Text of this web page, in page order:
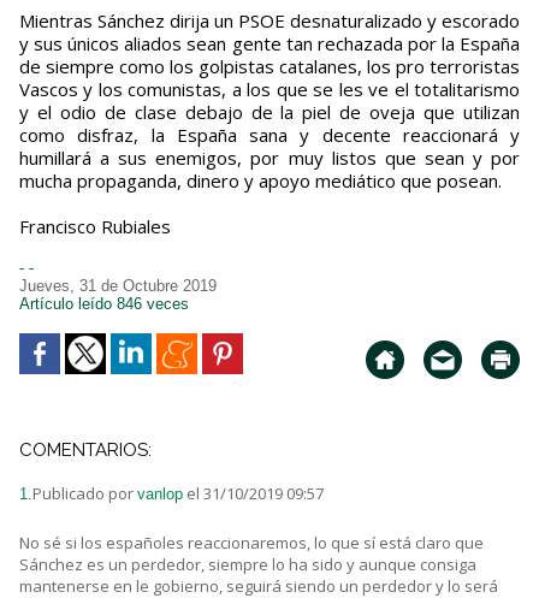
Mientras Sánchez dirija un PSOE desnaturalizado y escorado
y sus únicos aliados sean gente tan rechazada por la España
de siempre como los golpistas catalanes, los pro terroristas
Vascos y los comunistas, a los que se les ve el totalitarismo
y el odio de clase debajo de la piel de oveja que utilizan
como disfraz, la España sana y decente reaccionará y
humillará a sus enemigos, por muy listos que sean y por
mucha propaganda, dinero y apoyo mediático que posean.
Francisco Rubiales
- -
Jueves, 31 de Octubre 2019
Artículo leído 846 veces
COMENTARIOS:
1. Publicado por vanlop el 31/10/2019 09:57
No sé si los españoles reaccionaremos, lo que sí está claro que
Sánchez es un perdedor, siempre lo ha sido y aunque consiga
mantenerse en le gobierno, seguirá siendo un perdedor y lo será